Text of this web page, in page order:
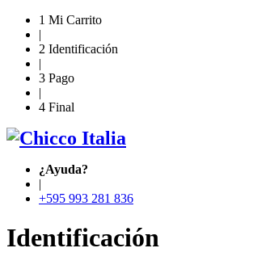
1 Mi Carrito
|
2 Identificación
|
3 Pago
|
4 Final
¿Ayuda?
|
+595 993 281 836
Identificación